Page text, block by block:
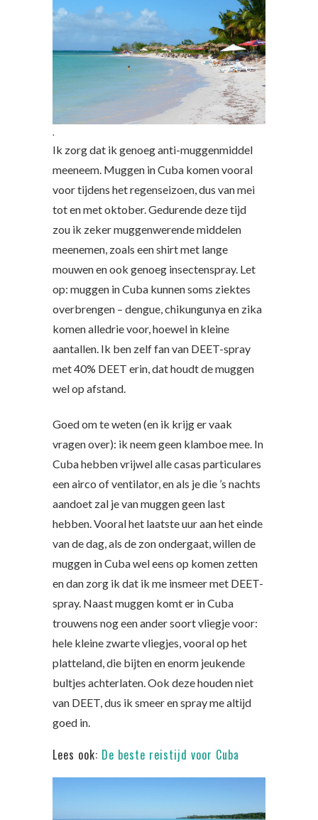
.
Ik zorg dat ik genoeg anti-muggenmiddel
meeneem. Muggen in Cuba komen vooral
voor tijdens het regenseizoen, dus van mei
tot en met oktober. Gedurende deze tijd
zou ik zeker muggenwerende middelen
meenemen, zoals een shirt met lange
mouwen en ook genoeg insectenspray. Let
op: muggen in Cuba kunnen soms ziektes
overbrengen – dengue, chikungunya en zika
komen alledrie voor, hoewel in kleine
aantallen. Ik ben zelf fan van DEET-spray
met 40% DEET erin, dat houdt de muggen
wel op afstand.
Goed om te weten (en ik krijg er vaak
vragen over): ik neem geen klamboe mee. In
Cuba hebben vrijwel alle casas particulares
een airco of ventilator, en als je die ’s nachts
aandoet zal je van muggen geen last
hebben. Vooral het laatste uur aan het einde
van de dag, als de zon ondergaat, willen de
muggen in Cuba wel eens op komen zetten
en dan zorg ik dat ik me insmeer met DEET-
spray. Naast muggen komt er in Cuba
trouwens nog een ander soort vliegje voor:
hele kleine zwarte vliegjes, vooral op het
platteland, die bijten en enorm jeukende
bultjes achterlaten. Ook deze houden niet
van DEET, dus ik smeer en spray me altijd
goed in.
Lees ook: De beste reistijd voor Cuba